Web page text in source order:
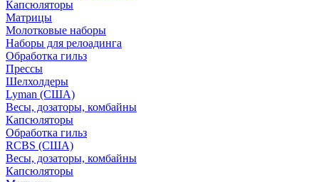
Капсюляторы
Матрицы
Молотковые наборы
Наборы для релоадинга
Обработка гильз
Преcсы
Шелхолдеры
Lyman (США)
Весы, дозаторы, комбайны
Капсюляторы
Обработка гильз
RCBS (США)
Весы, дозаторы, комбайны
Капсюляторы